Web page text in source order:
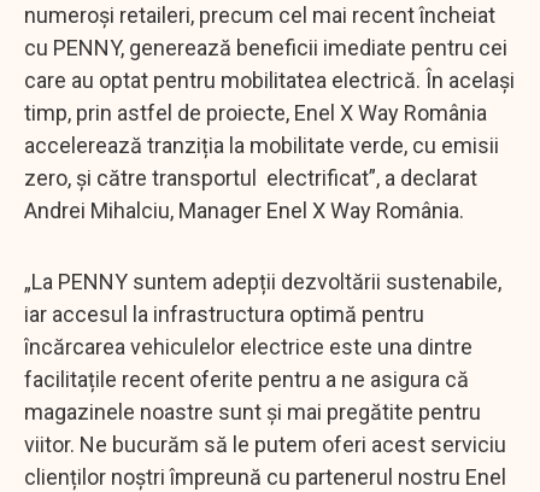
numeroși retaileri, precum cel mai recent încheiat
cu PENNY, generează beneficii imediate pentru cei
care au optat pentru mobilitatea electrică. În același
timp, prin astfel de proiecte, Enel X Way România
accelerează tranziția la mobilitate verde, cu emisii
zero, și către transportul electrificat”, a declarat
Andrei Mihalciu, Manager Enel X Way România.
„La PENNY suntem adepții dezvoltării sustenabile,
iar accesul la infrastructura optimă pentru
încărcarea vehiculelor electrice este una dintre
facilitațile recent oferite pentru a ne asigura că
magazinele noastre sunt și mai pregătite pentru
viitor. Ne bucurăm să le putem oferi acest serviciu
clienților noștri împreună cu partenerul nostru Enel